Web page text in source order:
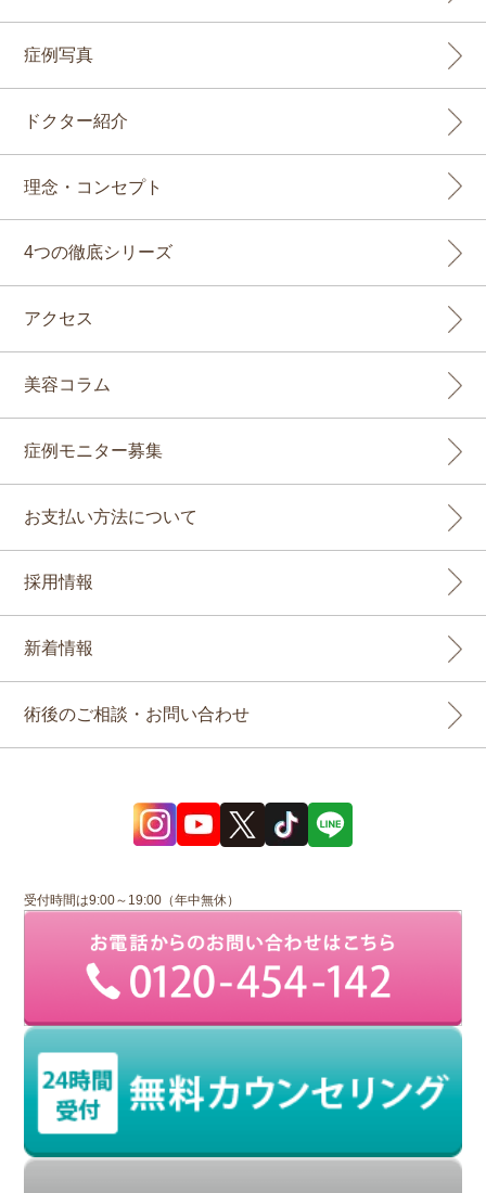
症例写真
ドクター紹介
理念・コンセプト
4つの徹底シリーズ
アクセス
美容コラム
症例モニター募集
お支払い方法について
採用情報
新着情報
術後のご相談・お問い合わせ
受付時間は9:00～19:00（年中無休）